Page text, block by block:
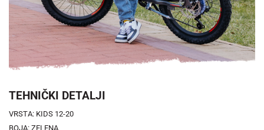
TEHNIČKI DETALJI
VRSTA: KIDS 12-20
BOJA: ZELENA